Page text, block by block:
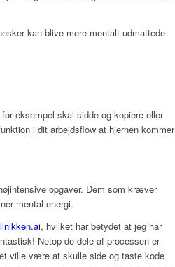
kan blive mere mentalt udmattede
eksempel skal sidde og kopiere eller
i dit arbejdsflow at hjernen kommer
opgaver. Dem som kræver
mental energi.
, hvilket har betydet at jeg har
Netop de dele af processen er
ville være at skulle side og taste kode